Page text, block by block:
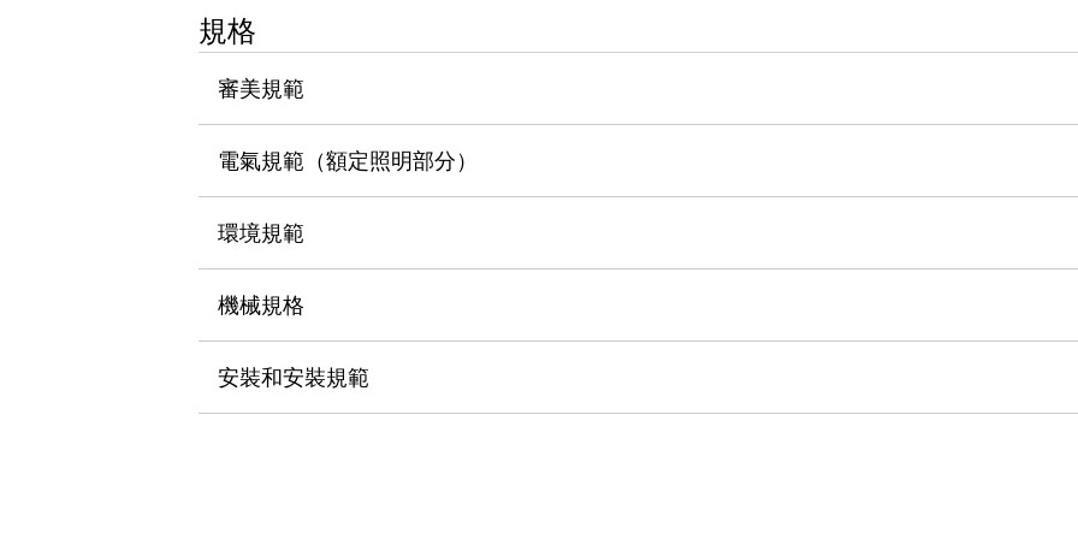
使人機協作更安全、更高效
提高半導體製造裝置設計自由度的方法
瞬間完成開關的更換，避免停機時間拉長
瀏覽全部
規格
審美規範
電氣規範（額定照明部分）
環境規範
機械規格
安裝和安裝規範